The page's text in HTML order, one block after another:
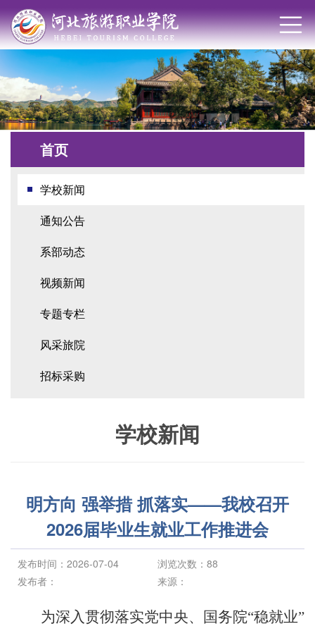
首页
学校新闻
通知公告
系部动态
视频新闻
专题专栏
风采旅院
招标采购
学校新闻
明方向 强举措 抓落实——我校召开
2026届毕业生就业工作推进会
发布时间：2026-07-04 浏览次数： 88
发布者：
来源：
为深入贯彻落实党中央、国务院“稳就业”